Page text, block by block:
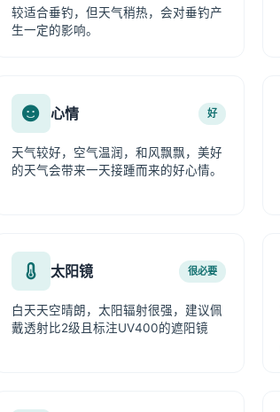
较适合垂钓，但天气稍热，会对垂钓产
生一定的影响。
心情 好
天气较好，空气温润，和风飘飘，美好
的天气会带来一天接踵而来的好心情。
太阳镜 很必要
白天天空晴朗，太阳辐射很强，建议佩
戴透射比2级且标注UV400的遮阳镜